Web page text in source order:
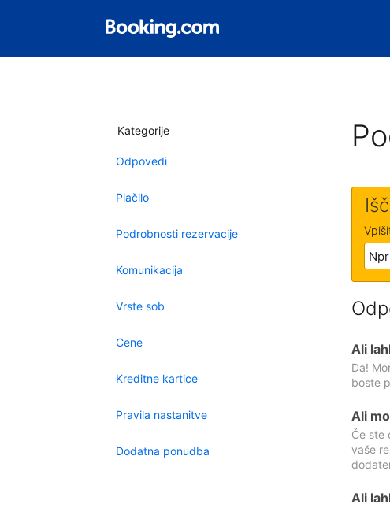
Kategorije
Odpovedi
Plačilo
Podrobnosti rezervacije
Komunikacija
Vrste sob
Cene
Kreditne kartice
Pravila nastanitve
Dodatna ponudba
Ali
Da!
boste
Ali
Če ste
vaše
Ali